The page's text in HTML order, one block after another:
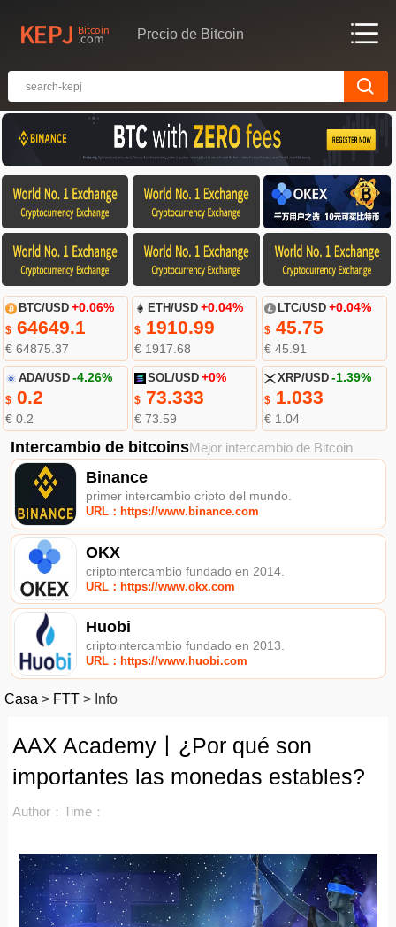
Precio de Bitcoin
BTC/USD +0.06%
$64649.1
€ 64875.37
ETH/USD +0.04%
$ 1910.99
€ 1917.68
LTC/USD +0.04%
$45.75
€ 45.91
ADA/USD -4.26%
$0.2
€ 0.2
SOL/USD +0%
$ 73.333
€ 73.59
XRP/USD -1.39%
$1.033
€ 1.04
Intercambio de bitcoinsMejor intercambio de Bitcoin
Binance
primer intercambio cripto del mundo.
URL：https://www.binance.com
OKX
criptointercambio fundado en 2014.
URL：https://www.okx.com
Huobi
criptointercambio fundado en 2013.
URL：https://www.huobi.com
Casa > FTT > Info
AAX Academy丨¿Por qué son
importantes las monedas estables?
Author： Time：